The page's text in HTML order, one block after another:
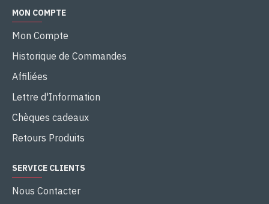
MON COMPTE
Mon Compte
Historique de Commandes
Affiliées
Lettre d'Information
Chèques cadeaux
Retours Produits
SERVICE CLIENTS
Nous Contacter